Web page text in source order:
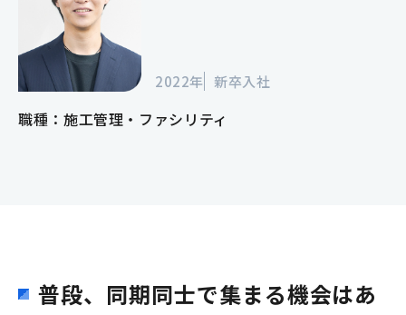
2022年 新卒入社
職種：施工管理・ファシリティ
普段、同期同士で集まる機会はあ